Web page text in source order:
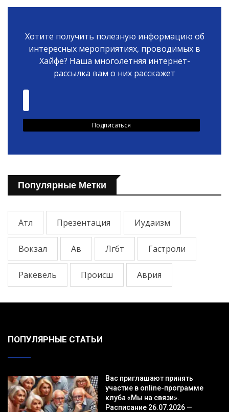
Хотите получить полезную информацию об
интересных мероприятиях, проводимых в
Хайфе? Наша многолетняя интернет-
рассылка вам о них расскажет
Популярные Метки
Атл Презентация Иудаизм
Вокзал Ав Лгбт Гастроли
Ракевель Происш Аврия
ПОПУЛЯРНЫЕ СТАТЬИ
Вас приглашают принять
участие в online-программе
клуба «Мы на связи».
Расписание 26.07.2026 —